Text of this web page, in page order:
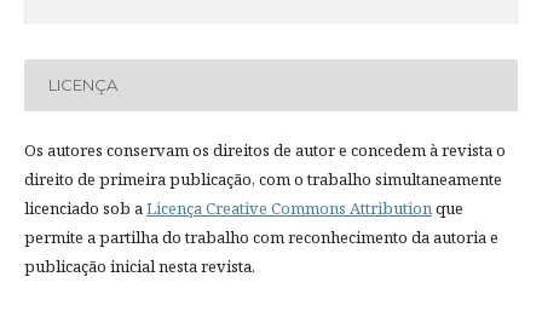
LICENÇA
Os autores conservam os direitos de autor e concedem à revista o
direito de primeira publicação, com o trabalho simultaneamente
licenciado sob aLicença Creative Commons Attributionque
permite a partilha do trabalho com reconhecimento da autoria e
publicação inicial nesta revista.